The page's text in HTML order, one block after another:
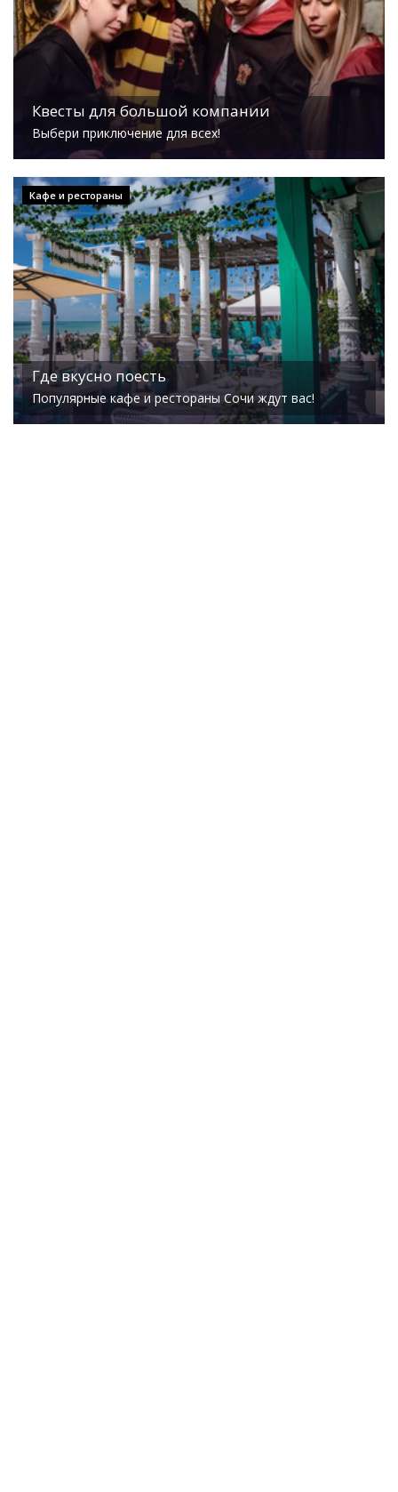
Квесты для большой компании
Выбери приключение для всех!
Кафе и рестораны
Где вкусно поесть
Популярные кафе и рестораны Сочи ждут вас!